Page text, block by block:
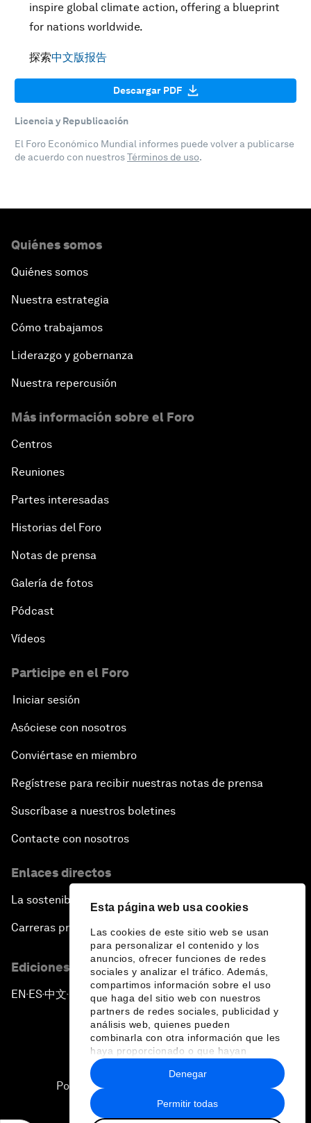
Esta página web usa cookies
Las cookies de este sitio web se usan
para personalizar el contenido y los
anuncios, ofrecer funciones de redes
sociales y analizar el tráfico. Además,
compartimos información sobre el uso
que haga del sitio web con nuestros
partners de redes sociales, publicidad y
análisis web, quienes pueden
combinarla con otra información que les
haya proporcionado o que hayan
recopilado a partir del uso que haya
hecho de sus servicios.
Permitir todas
Denegar
inspire global climate action, offering a blueprint
for nations worldwide.
探索中文版报告
Descargar PDF
Licencia y Republicación
El Foro Económico Mundial informes puede volver a publicarse
de acuerdo con nuestrosTérminos de uso.
Quiénes somos
Quiénes somos
Nuestra estrategia
Cómo trabajamos
Liderazgo y gobernanza
Nuestra repercusión
Más información sobre el Foro
Centros
Reuniones
Partes interesadas
Historias del Foro
Notas de prensa
Galería de fotos
Pódcast
Vídeos
Participe en el Foro
Iniciar sesión
Asóciese con nosotros
Conviértase en miembro
Regístrese para recibir nuestras notas de prensa
Suscríbase a nuestros boletines
Contacte con nosotros
Enlaces directos
La sostenibilidad en el Foro
Carreras profesionales
Ediciones en otros idiomas
EN ▪ ES▪中文▪ 日本語
Política de privacidad y normas de uso